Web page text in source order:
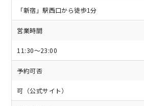
「新宿」駅西口から徒歩1分
営業時間
11:30～23:00
予約可否
可（公式サイト）